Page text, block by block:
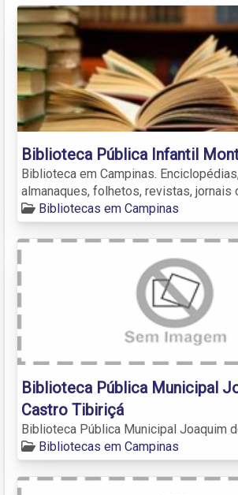
Biblioteca Pública Infantil
Biblioteca em Campinas.
almanaques, folhetos, revistas, jornais
Bibliotecas em Campinas
Biblioteca Pública Municipal
Castro Tibiriçá
Biblioteca Pública Municipal Joaquim
Bibliotecas em Campinas